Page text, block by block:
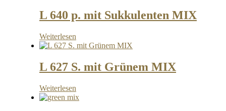
L 640 p. mit Sukkulenten MIX
Weiterlesen
L 627 S. mit Grünem MIX
Weiterlesen